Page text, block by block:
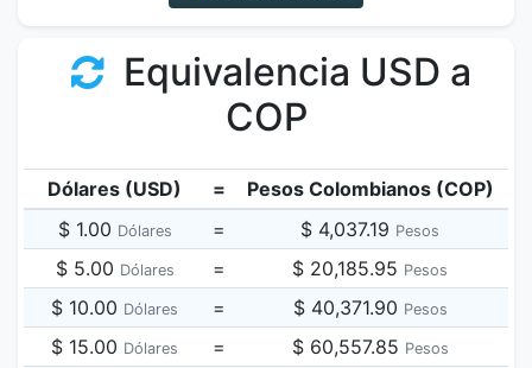
Equivalencia USD a
COP
Dólares (USD) =
Pesos Colombianos (COP)
$ 1.00 Dólares = $ 4,037.19 Pesos
$ 5.00 Dólares = $ 20,185.95 Pesos
$ 10.00 Dólares = $ 40,371.90 Pesos
$ 15.00 Dólares = $ 60,557.85 Pesos